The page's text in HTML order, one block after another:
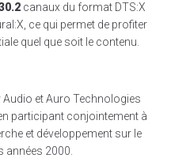
canaux du format DTS:X
ce qui permet de profiter
quel que soit le contenu.
Audio et Auro Technologies
participant conjointement à
et développement sur le
2000.